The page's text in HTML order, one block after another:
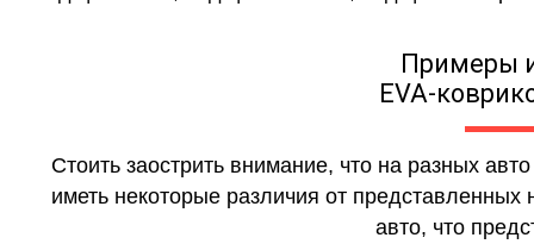
Примеры
EVA-
Стоить заострить внимание, что на разных
иметь некоторые различия от
авто, что